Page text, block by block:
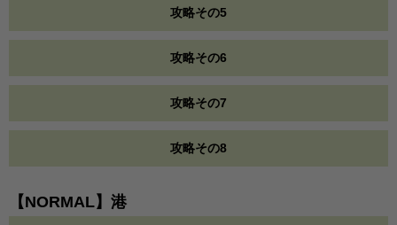
攻略その5
攻略その6
攻略その7
攻略その8
【NORMAL】港